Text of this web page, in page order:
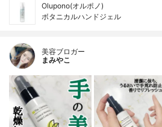
Olupono(オルポノ)
ボタニカルハンドジェル
美容ブロガー
まみやこ